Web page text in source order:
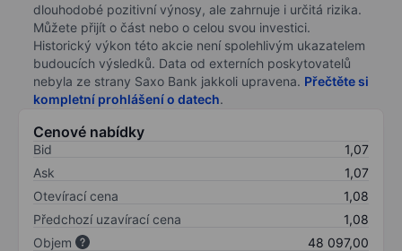
dlouhodobé pozitivní výnosy, ale zahrnuje i určitá rizika.
Můžete přijít o část nebo o celou svou investici.
Historický výkon této akcie není spolehlivým ukazatelem
budoucích výsledků. Data od externích poskytovatelů
nebyla ze strany Saxo Bank jakkoli upravena. Přečtěte si
kompletní prohlášení o datech.
Cenové nabídky
Bid
1,07
Ask
1,07
Otevírací cena
1,08
Předchozí uzavírací cena
1,08
Objem
48 097,00